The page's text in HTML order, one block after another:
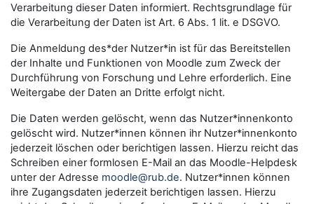
Verarbeitung dieser Daten informiert. Rechtsgrundlage für
die Verarbeitung der Daten ist Art. 6 Abs. 1 lit. e DSGVO.
Die Anmeldung des*der Nutzer*in ist für das Bereitstellen
der Inhalte und Funktionen von Moodle zum Zweck der
Durchführung von Forschung und Lehre erforderlich. Eine
Weitergabe der Daten an Dritte erfolgt nicht.
Die Daten werden gelöscht, wenn das Nutzer*innenkonto
gelöscht wird. Nutzer*innen können ihr Nutzer*innenkonto
jederzeit löschen oder berichtigen lassen. Hierzu reicht das
Schreiben einer formlosen E-Mail an das Moodle-Helpdesk
unter der Adresse moodle@rub.de. Nutzer*innen können
ihre Zugangsdaten jederzeit berichtigen lassen. Hierzu